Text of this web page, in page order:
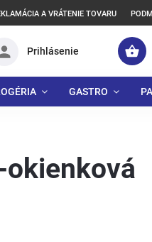
A VRÁTENIE TOVARU
Prihlásenie
GASTRO